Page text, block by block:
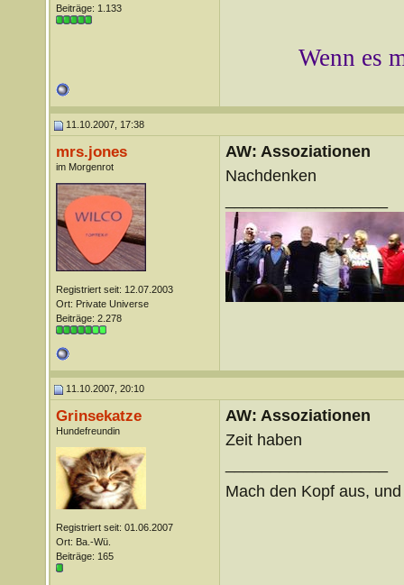
Beiträge: 1.133
Wenn es
11.10.2007, 17:38
mrs.jones
im Morgenrot
Registriert seit: 12.07.2003
Ort: Private Universe
Beiträge: 2.278
AW: Assoziationen
Nachdenken
11.10.2007, 20:10
Grinsekatze
Hundefreundin
Registriert seit: 01.06.2007
Ort: Ba.-Wü.
Beiträge: 165
AW: Assoziationen
Zeit haben
Mach den Kopf aus,